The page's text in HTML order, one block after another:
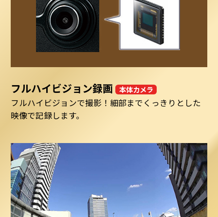
フルハイビジョン録画 本体カメラ
フルハイビジョンで撮影！細部までくっきりとした
映像で記録します。